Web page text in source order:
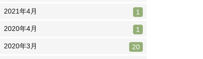
2021年4月 1
2020年4月 1
2020年3月 20